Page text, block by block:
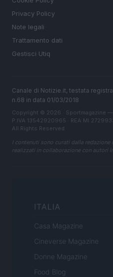
Privacy Policy
Note legali
Trattamento dati
Gestisci Utiq
Canale di Notizie.it, testata
n.68 in data 01/03/2018
Copyright © 2026 · Sportmagazine
P.IVA 13542920965 · REA MI
All Rights Reserved
I contenuti sono curati dalla
realizzati in collaborazione con autori
ITALIA
Casa Magazine
Cineverse Magazine
Donne Magazine
Food Blog